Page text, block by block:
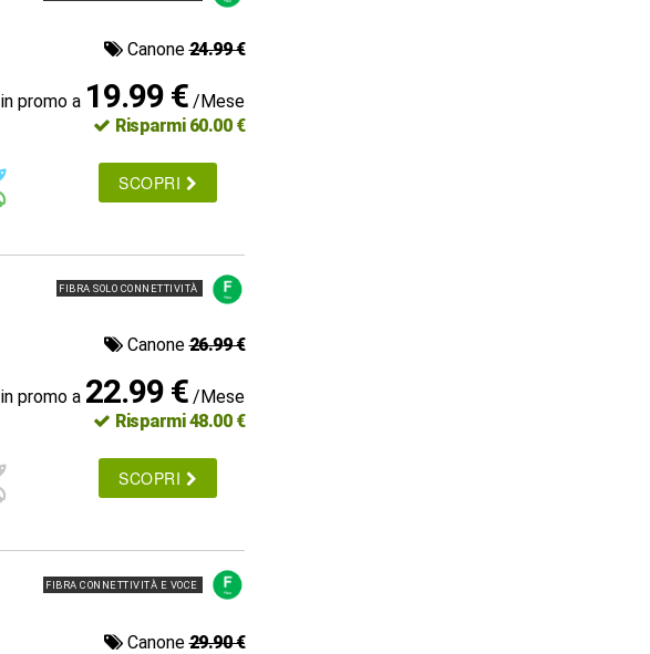
Canone24.99 €
in promo a 19.99 € /Mese
Risparmi 60.00 €
SCOPRI
FIBRA SOLO CONNETTIVITÀ
Canone26.99 €
in promo a 22.99 € /Mese
Risparmi 48.00 €
SCOPRI
FIBRA CONNETTIVITÀ E VOCE
Canone29.90 €